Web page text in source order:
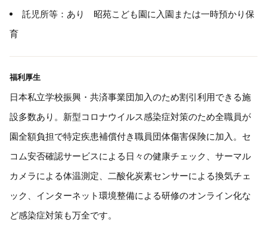
託児所等：あり 昭苑こども園に入園または一時預かり保
育
福利厚生
日本私立学校振興・共済事業団加入のため割引利用できる施
設多数あり。新型コロナウイルス感染症対策のため全職員が
園全額負担で特定疾患補償付き職員団体傷害保険に加入。セ
コム安否確認サービスによる日々の健康チェック、サーマル
カメラによる体温測定、二酸化炭素センサーによる換気チェ
ック、インターネット環境整備による研修のオンライン化な
ど感染症対策も万全です。